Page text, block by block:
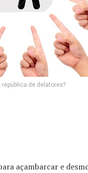
de delatores?
açambarcar e